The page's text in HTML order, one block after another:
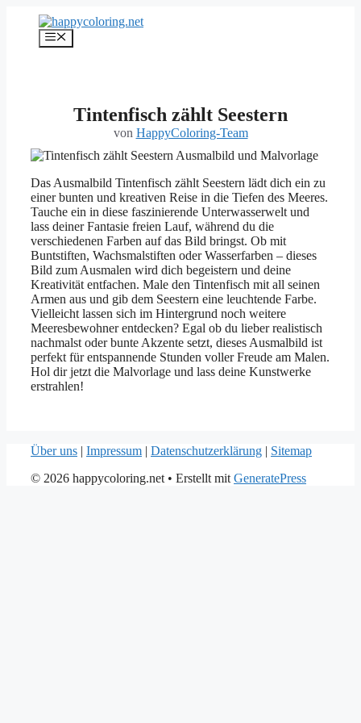
springen
Menü
Tintenfisch zählt Seestern
von HappyColoring-Team
Das Ausmalbild Tintenfisch zählt Seestern lädt dich ein zu
einer bunten und kreativen Reise in die Tiefen des Meeres.
Tauche ein in diese faszinierende Unterwasserwelt und
lass deiner Fantasie freien Lauf, während du die
verschiedenen Farben auf das Bild bringst. Ob mit
Buntstiften, Wachsmalstiften oder Wasserfarben – dieses
Bild zum Ausmalen wird dich begeistern und deine
Kreativität entfachen. Male den Tintenfisch mit all seinen
Armen aus und gib dem Seestern eine leuchtende Farbe.
Vielleicht lassen sich im Hintergrund noch weitere
Meeresbewohner entdecken? Egal ob du lieber realistisch
nachmalst oder bunte Akzente setzt, dieses Ausmalbild ist
perfekt für entspannende Stunden voller Freude am Malen.
Hol dir jetzt die Malvorlage und lass deine Kunstwerke
erstrahlen!
Über uns | Impressum | Datenschutzerklärung | Sitemap
© 2026 happycoloring.net • Erstellt mit GeneratePress